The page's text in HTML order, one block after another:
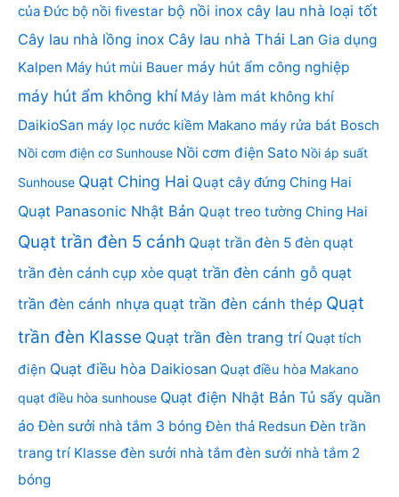
của Đức bộ nồi fivestar bộ nồi inox cây lau nhà loại tốt
Cây lau nhà lồng inox Cây lau nhà Thái Lan Gia dụng
Kalpen Máy hút mùi Bauer máy hút ẩm công nghiệp
máy hút ẩm không khí Máy làm mát không khí
DaikioSan máy lọc nước kiềm Makano máy rửa bát Bosch
Nồi cơm điện cơ Sunhouse Nồi cơm điện Sato Nồi áp suất
Sunhouse Quạt Ching Hai Quạt cây đứng Ching Hai
Quạt Panasonic Nhật Bản Quạt treo tường Ching Hai
Quạt trần đèn 5 cánh Quạt trần đèn 5 đèn quạt
trần đèn cánh cụp xòe quạt trần đèn cánh gỗ quạt
trần đèn cánh nhựa quạt trần đèn cánh thép Quạt
trần đèn Klasse Quạt trần đèn trang trí Quạt tích
điện Quạt điều hòa Daikiosan Quạt điều hòa Makano
quạt điều hòa sunhouse Quạt điện Nhật Bản Tủ sấy quần
áo Đèn sưởi nhà tắm 3 bóng Đèn thả Redsun Đèn trần
trang trí Klasse đèn sưởi nhà tắm đèn sưởi nhà tắm 2
bóng